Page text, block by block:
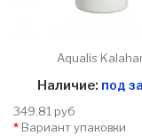
Aqualis
Наличие: под
349.81 руб
Вариант упаковки